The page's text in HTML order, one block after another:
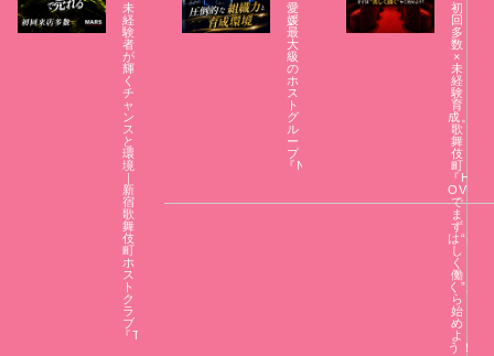
未
経
験
者
が
輝
く
チ
ャ
ン
ス
と
環
境
新
宿
歌
舞
伎
町
ホ
ス
ト
ク
ラ
ブ
『TRUMP』
愛
媛
最
大
級
の
ホ
ス
ト
グ
ル
ー
プ
『NEXAS』
初
回
多
数
×
未
経
験
育
成。
歌
舞
伎
町
『
OVER
で
ま
ず
は“楽
し
く
働
く”か
ら
始
め
よ
う！